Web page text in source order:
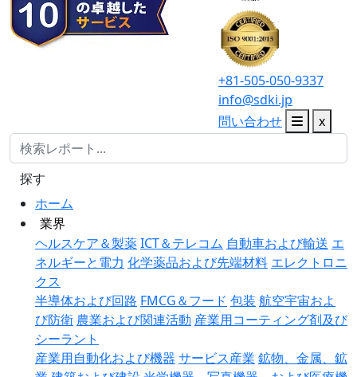
+81-505-050-9337
info@sdki.jp
問い合わせ
x
ホーム
業界
ヘルスケア＆製薬ICT＆テレコム 自動車および輸送 エ
ネルギーと電力 化学薬品および先端材料 エレクトロニ
クス
半導体および回路 FMCG＆フード 包装 航空宇宙およ
び防衛 農業および関連活動 産業用コーティング剤及び
シーラント
産業用自動化および機器 サービス産業 鉱物、金属、鉱
探す